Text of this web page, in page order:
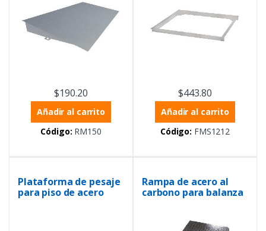
$190.20
Añadir al carrito
Código: RM150
$443.80
Añadir al carrito
Código: FMS1212
Plataforma de pesaje
para piso de acero
Rampa de acero al
carbono para balanza